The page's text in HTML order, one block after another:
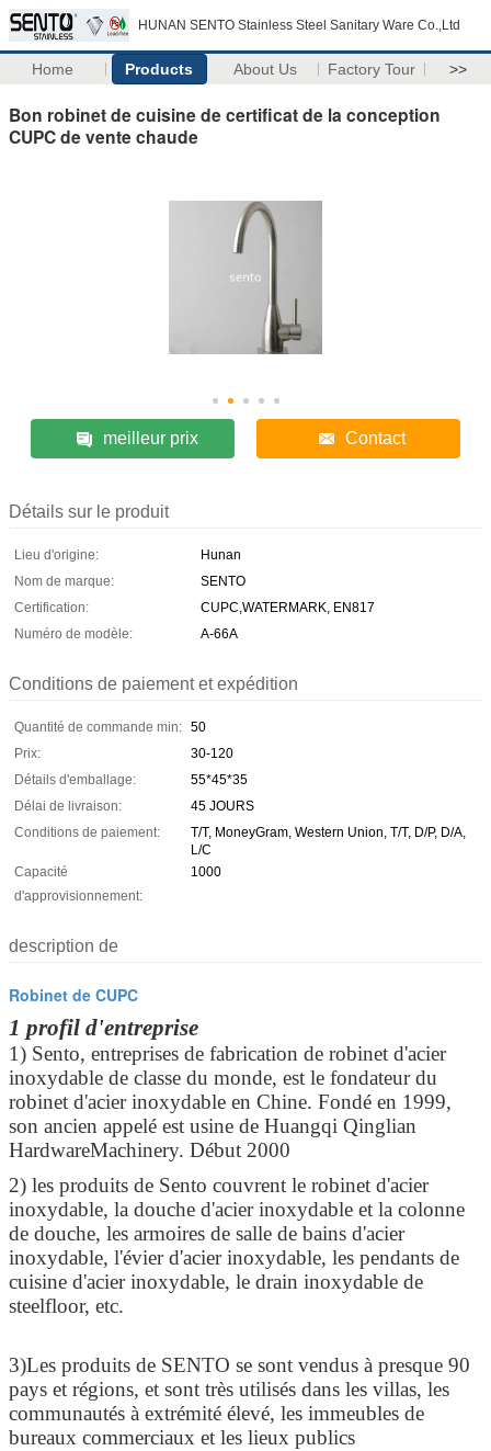
HUNAN SENTO Stainless Steel Sanitary Ware Co.,Ltd
Home Products About Us Factory Tour >>
Bon robinet de cuisine de certificat de la conception
CUPC de vente chaude
meilleur prix Contact
Détails sur le produit
Lieu d'origine:
Hunan
Nom de marque:
SENTO
Certification:
CUPC,WATERMARK, EN817
Numéro de modèle:
A-66A
Conditions de paiement et expédition
Quantité de commande min: 50
Prix:
30-120
Détails d'emballage:
55*45*35
Délai de livraison:
45 JOURS
Conditions de paiement:
T/T, MoneyGram, Western Union, T/T, D/P, D/A,
L/C
Capacité
d'approvisionnement:
1000
description de
Robinet de CUPC
1 profil d'entreprise
1) Sento, entreprises de fabrication de robinet d'acier
inoxydable de classe du monde, est le fondateur du
robinet d'acier inoxydable en Chine. Fondé en 1999,
son ancien appelé est usine de Huangqi Qinglian
HardwareMachinery. Début 2000
2) les produits de Sento couvrent le robinet d'acier
inoxydable, la douche d'acier inoxydable et la colonne
de douche, les armoires de salle de bains d'acier
inoxydable, l'évier d'acier inoxydable, les pendants de
cuisine d'acier inoxydable, le drain inoxydable de
steelfloor, etc.
3)Les produits de SENTO se sont vendus à presque 90
pays et régions, et sont très utilisés dans les villas, les
communautés à extrémité élevé, les immeubles de
bureaux commerciaux et les lieux publics